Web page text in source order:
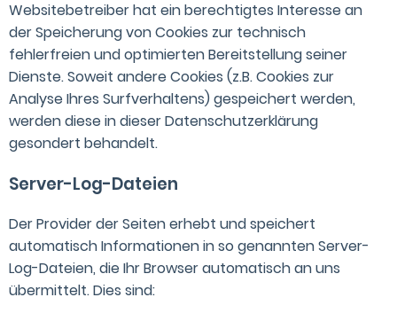
Websitebetreiber hat ein berechtigtes Interesse an
der Speicherung von Cookies zur technisch
fehlerfreien und optimierten Bereitstellung seiner
Dienste. Soweit andere Cookies (z.B. Cookies zur
Analyse Ihres Surfverhaltens) gespeichert werden,
werden diese in dieser Datenschutzerklärung
gesondert behandelt.
Server-Log-Dateien
Der Provider der Seiten erhebt und speichert
automatisch Informationen in so genannten Server-
Log-Dateien, die Ihr Browser automatisch an uns
übermittelt. Dies sind: